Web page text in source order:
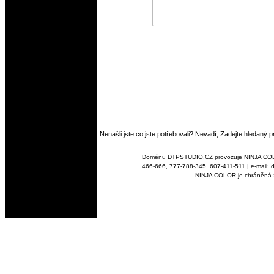
Nenašli jste co jste potřebovali? Nevadí, Zadejte hledaný
Doménu DTPSTUDIO.CZ provozuje NINJA
466-666, 777-788-345, 607-411-511 | e-mail:
NINJA COLOR je